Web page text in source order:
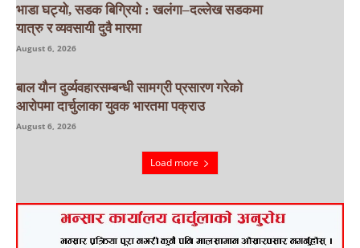
भाडा घट्यो, सडक बिग्रियो : खलंगा–दल्लेख सडकमा
यात्रु र व्यवसायी दुवै मारमा
August 6, 2026
बाल यौन दुर्व्यवहारसम्बन्धी सामग्री प्रसारण गरेको
आरोपमा दार्चुलाका युवक भारतमा पक्राउ
August 6, 2026
Load more